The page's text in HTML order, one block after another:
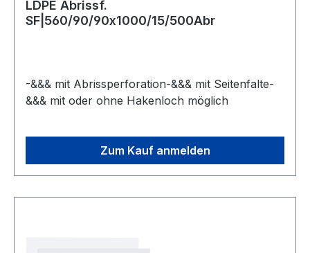
LDPE Abrissf.
SF|560/90/90x1000/15/500Abr
-&&& mit Abrissperforation-&&& mit Seitenfalte-
&&& mit oder ohne Hakenloch möglich
Zum Kauf anmelden